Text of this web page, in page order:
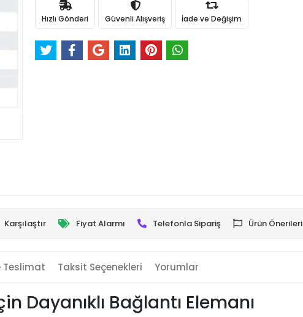
Hızlı Gönderi Güvenli Alışveriş İade ve Değişim
Karşılaştır Fiyat Alarmı Telefonla Sipariş Ürün Önerileri
Teslimat Taksit Seçenekleri Yorumlar
Dayanıklı Bağlantı Elemanı